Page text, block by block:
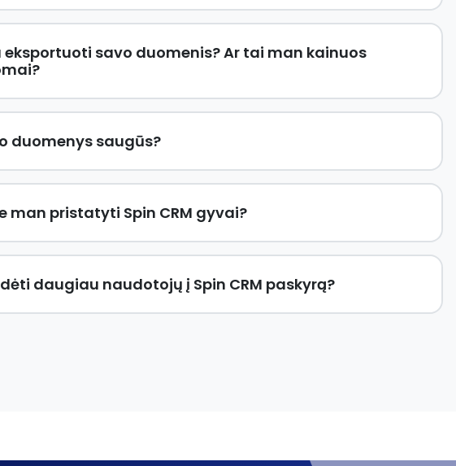
eksportuoti savo duomenis? Ar tai man kainuos
duomenys saugūs?
man pristatyti Spin CRM gyvai?
daugiau naudotojų į Spin CRM paskyrą?